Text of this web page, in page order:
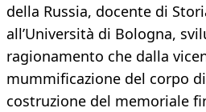
della Russia, docente di
all’Università di Bologna,
ragionamento che dalla
mummificazione del corpo
costruzione del memoriale